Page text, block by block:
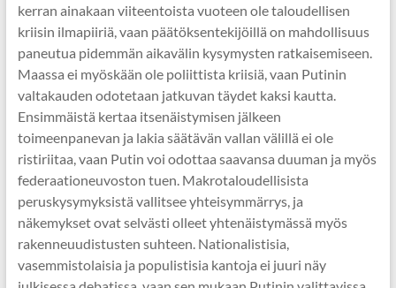
kerran ainakaan viiteentoista vuoteen ole taloudellisen
kriisin ilmapiiriä, vaan päätöksentekijöillä on mahdollisuus
paneutua pidemmän aikavälin kysymysten ratkaisemiseen.
Maassa ei myöskään ole poliittista kriisiä, vaan Putinin
valtakauden odotetaan jatkuvan täydet kaksi kautta.
Ensimmäistä kertaa itsenäistymisen jälkeen
toimeenpanevan ja lakia säätävän vallan välillä ei ole
ristiriitaa, vaan Putin voi odottaa saavansa duuman ja myös
federaationeuvoston tuen. Makrotaloudellisista
peruskysymyksistä vallitsee yhteisymmärrys, ja
näkemykset ovat selvästi olleet yhtenäistymässä myös
rakenneuudistusten suhteen. Nationalistisia,
vasemmistolaisia ja populistisia kantoja ei juuri näy